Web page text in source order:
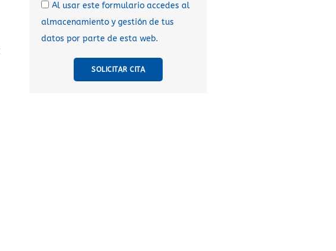
Al usar este formulario accedes al
almacenamiento y gestión de tus
datos por parte de esta web.
SOLICITAR CITA